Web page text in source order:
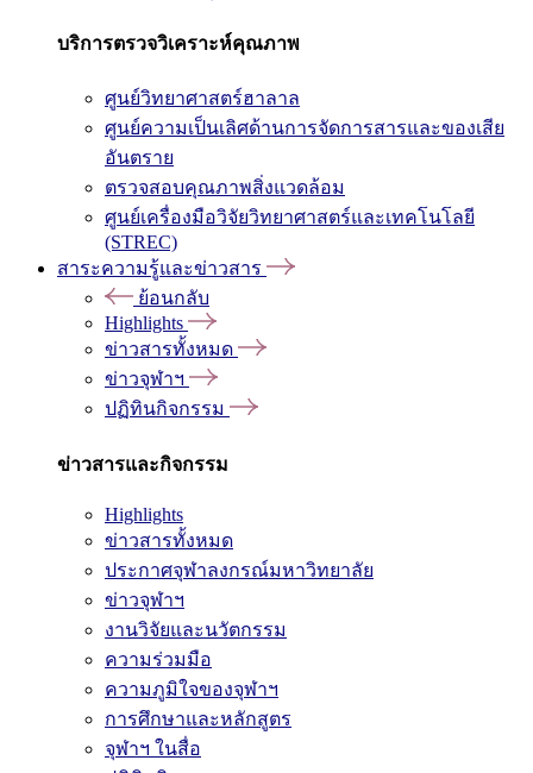
บริการตรวจวิเคราะห์คุณภาพ
ศูนย์วิทยาศาสตร์ฮาลาล
ศูนย์ความเป็นเลิศด้านการจัดการสารและของเสีย
อันตราย
ตรวจสอบคุณภาพสิ่งแวดล้อม
ศูนย์เครื่องมือวิจัยวิทยาศาสตร์และเทคโนโลยี
(STREC)
สาระความรู้และข่าวสาร
ย้อนกลับ
Highlights
ข่าวสารทั้งหมด
ข่าวจุฬาฯ
ปฏิทินกิจกรรม
ข่าวสารและกิจกรรม
Highlights
ข่าวสารทั้งหมด
ประกาศจุฬาลงกรณ์มหาวิทยาลัย
ข่าวจุฬาฯ
งานวิจัยและนวัตกรรม
ความร่วมมือ
ความภูมิใจของจุฬาฯ
การศึกษาและหลักสูตร
จุฬาฯ ในสื่อ